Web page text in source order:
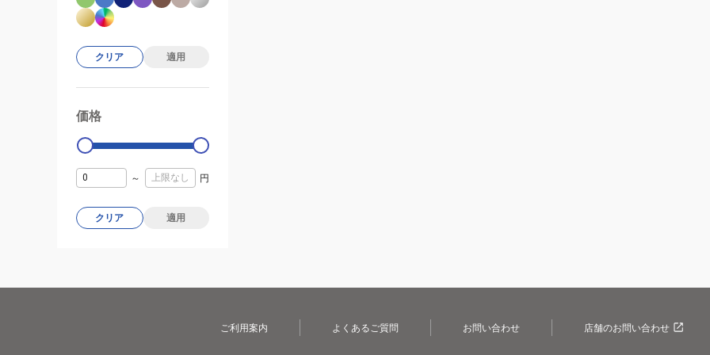
クリア 適用
価格
0
～ 円
クリア 適用
ご利用案内 よくあるご質問 お問い合わせ 店舗のお問い合わせ